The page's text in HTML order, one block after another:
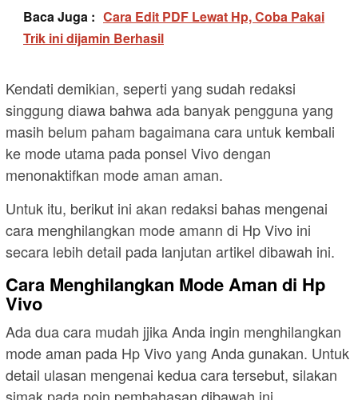
Baca Juga : Cara Edit PDF Lewat Hp, Coba Pakai
Trik ini dijamin Berhasil
Kendati demikian, seperti yang sudah redaksi
singgung diawa bahwa ada banyak pengguna yang
masih belum paham bagaimana cara untuk kembali
ke mode utama pada ponsel Vivo dengan
menonaktifkan mode aman aman.
Untuk itu, berikut ini akan redaksi bahas mengenai
cara menghilangkan mode amann di Hp Vivo ini
secara lebih detail pada lanjutan artikel dibawah ini.
Cara Menghilangkan Mode Aman di Hp
Vivo
Ada dua cara mudah jjika Anda ingin menghilangkan
mode aman pada Hp Vivo yang Anda gunakan. Untuk
detail ulasan mengenai kedua cara tersebut, silakan